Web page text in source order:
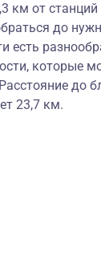
км от
до
есть
которые
до
23,7 км.